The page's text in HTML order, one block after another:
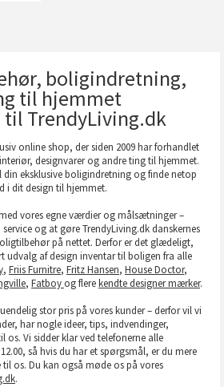
boligindretning,
til hjemmet
til TrendyLiving.dk
online shop, der siden 2009 har forhandlet
designvarer og andre ting til hjemmet.
eksklusive boligindretning og finde netop
i dit design til hjemmet.
vores egne værdier og målsætninger –
og at gøre TrendyLiving.dk danskernes
på nettet. Derfor er det glædeligt,
udvalg af design inventar til boligen fra alle
, Friis Furnitre, Fritz Hansen, House Doctor,
, Fatboy og flerekendte designer mærker.
stor pris på vores kunder – derfor vil vi
har nogle ideer, tips, indvendinger,
os. Vi sidder klar ved telefonerne alle
så hvis du har et spørgsmål, er du mere
os. Du kan også møde os på vores
.